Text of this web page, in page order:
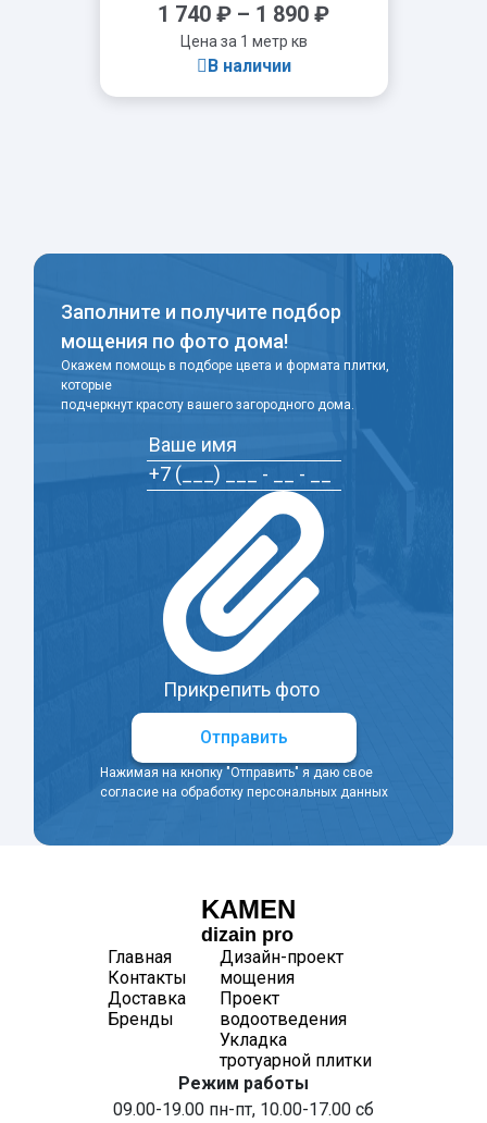
1 740 ₽ – 1 890 ₽
Цена за 1 метр кв
В наличии
Заполните и получите подбор
мощения по фото дома!
Окажем помощь в подборе цвета и формата плитки,
которые
подчеркнут красоту вашего загородного дома.
Прикрепить фото
Отправить
Нажимая на кнопку "Отправить" я даю свое
согласие на обработку персональных данных
KAMEN
dizain pro
Главная
Контакты
Доставка
Бренды
Дизайн-проект
мощения
Проект
водоотведения
Укладка
тротуарной плитки
Режим работы
09.00-19.00 пн-пт, 10.00-17.00 сб